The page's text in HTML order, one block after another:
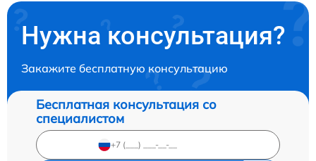
Нужна консультация?
Закажите бесплатную консультацию
Бесплатная консультация со
специалистом